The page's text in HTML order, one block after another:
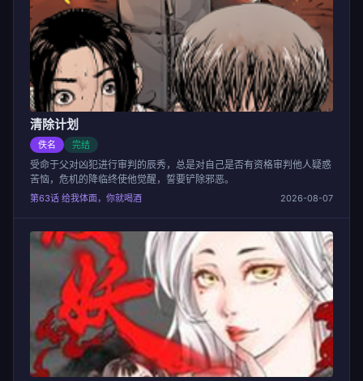
清除计划
佚名 完结
受命于父对凶犯进行审判的辰秀，总是对自己是否有资格审判他人疑惑
苦恼，危机的降临终使他觉醒，誓要铲除邪恶。
第63话 给我体面，你就喝酒 2026-08-07